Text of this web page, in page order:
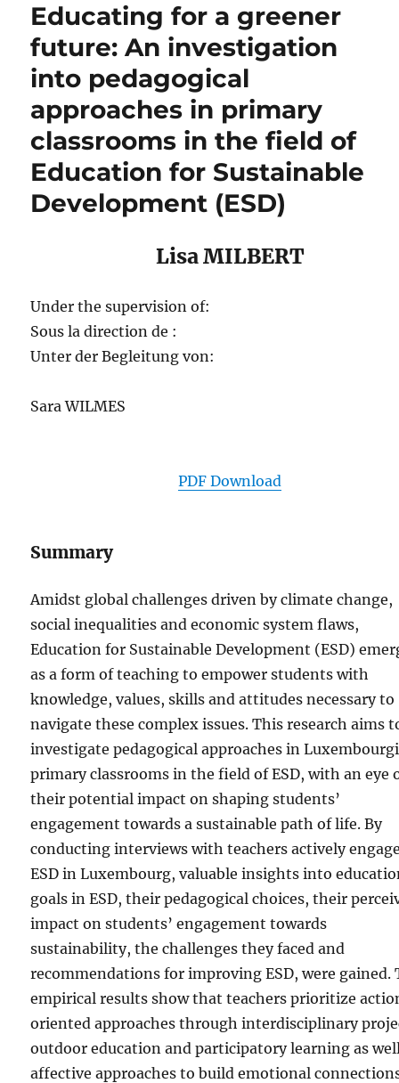
Educating for a greener
future: An investigation
into pedagogical
approaches in primary
classrooms in the field of
Education for Sustainable
Development (ESD)
Lisa MILBERT
Under the supervision of:
Sous la direction de :
Unter der Begleitung von:
Sara WILMES
PDF Download
Summary
Amidst global challenges driven by climate change,
social inequalities and economic system flaws,
Education for Sustainable Development (ESD)
as a form of teaching to empower students with
knowledge, values, skills and attitudes necessary to
navigate these complex issues. This research aims
investigate pedagogical approaches in
primary classrooms in the field of ESD, with an eye
their potential impact on shaping students’
engagement towards a sustainable path of life. By
conducting interviews with teachers actively
ESD in Luxembourg, valuable insights into
goals in ESD, their pedagogical choices, their
impact on students’ engagement towards
sustainability, the challenges they faced and
recommendations for improving ESD, were gained.
empirical results show that teachers prioritize
oriented approaches through interdisciplinary
outdoor education and participatory learning as
affective approaches to build emotional